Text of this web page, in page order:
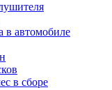
в автомобиле
в сборе